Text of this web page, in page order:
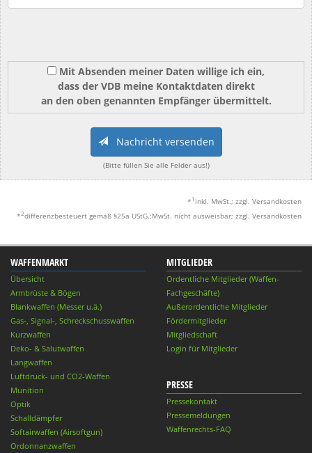
Mit Absenden meiner Daten willige ich ein,
dass der VDB meine Kontaktdaten direkt
an den oben genannten Empfänger übermittelt.
Nachricht versenden
(Bitte füllen Sie alle Felder aus!)
* 1 inkl. MwSt.; zzgl. Versandkosten
*2differenzbesteuert gemäß §25a UStG.;MwSt. nicht ausweisbar; zzgl. Versandkosten
WAFFENMARKT
Übersicht
Armbrüste & Bögen
Blankwaffen (Messer u.ä.)
Gas-, Signal-, Schreckschusswaffen
Kurzwaffen
Deko- & Salutwaffen
Langwaffen
Luftdruck- und CO2-Waffen
Munition
Optik
Schalldämpfer
Softairwaffen (Airsoftgun)
Ordonnanzwaffen
MITGLIEDER
Ordentliche Mitglieder (Waffen-
Fachgeschäfte)
Außerordentliche Mitglieder
Fördermitglieder
Mitgliedschaft
Login für Mitglieder
PRESSE
Pressekontakt
Pressemeldungen
Waffenrechts-FAQ